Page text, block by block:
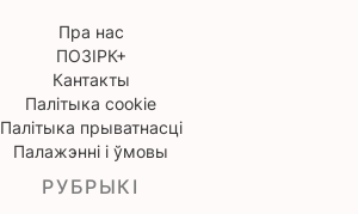
Пра нас
ПОЗІРК+
Кантакты
Палітыка cookie
Палітыка прыватнасці
Палажэнні і ўмовы
РУБРЫКІ